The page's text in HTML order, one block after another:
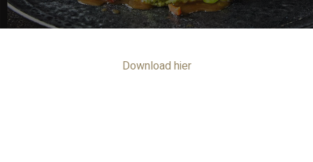
Download hier